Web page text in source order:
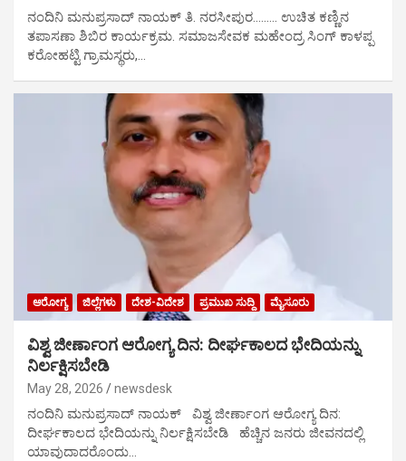
ನಂದಿನಿ ಮನುಪ್ರಸಾದ್ ನಾಯಕ್ ತಿ. ನರಸೀಪುರ……… ಉಚಿತ ಕಣ್ಣಿನ
ತಪಾಸಣಾ ಶಿಬಿರ ಕಾರ್ಯಕ್ರಮ. ಸಮಾಜಸೇವಕ ಮಹೇಂದ್ರ ಸಿಂಗ್ ಕಾಳಪ್ಪ
ಕರೋಹಟ್ಟಿ ಗ್ರಾಮಸ್ಥರು,…
ಆರೋಗ್ಯ ಜಿಲ್ಲೆಗಳು ದೇಶ-ವಿದೇಶ ಪ್ರಮುಖ ಸುದ್ದಿ ಮೈಸೂರು
ವಿಶ್ವ ಜೀರ್ಣಾಂಗ ಆರೋಗ್ಯ ದಿನ: ದೀರ್ಘಕಾಲದ ಭೇದಿಯನ್ನು
ನಿರ್ಲಕ್ಷಿಸಬೇಡಿ
May 28, 2026 newsdesk
ನಂದಿನಿ ಮನುಪ್ರಸಾದ್ ನಾಯಕ್ ವಿಶ್ವ ಜೀರ್ಣಾಂಗ ಆರೋಗ್ಯ ದಿನ:
ದೀರ್ಘಕಾಲದ ಭೇದಿಯನ್ನು ನಿರ್ಲಕ್ಷಿಸಬೇಡಿ ಹೆಚ್ಚಿನ ಜನರು ಜೀವನದಲ್ಲಿ
ಯಾವುದಾದರೊಂದು…